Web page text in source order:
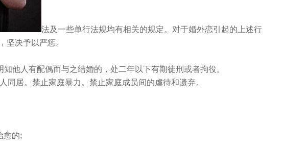
法及一些单行法规均有相关的规定。对于婚外恋引起的上述行
坚决予以严惩。
人有配偶而与之结婚的，处二年以下有期徒刑或者拘役。
居。禁止家庭暴力。禁止家庭成员间的虐待和遗弃。
愈的;